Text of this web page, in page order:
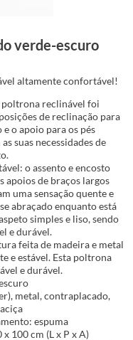
verde-escuro
altamente confortável!
poltrona reclinável foi
de reclinação para
o apoio para os pés
suas necessidades de
o assento e encosto
apoios de braços largos
uma sensação quente e
abraçado enquanto está
simples e liso, sendo
e durável.
feita de madeira e metal
e estável. Esta poltrona
e durável.
metal, contraplacado,
espuma
100 cm (L x P x A)